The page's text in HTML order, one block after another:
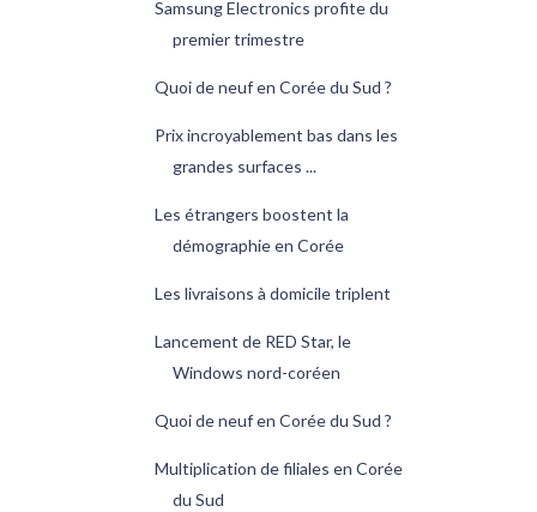
Samsung Electronics profite du
premier trimestre
Quoi de neuf en Corée du Sud ?
Prix incroyablement bas dans les
grandes surfaces ...
Les étrangers boostent la
démographie en Corée
Les livraisons à domicile triplent
Lancement de RED Star, le
Windows nord-coréen
Quoi de neuf en Corée du Sud ?
Multiplication de filiales en Corée
du Sud